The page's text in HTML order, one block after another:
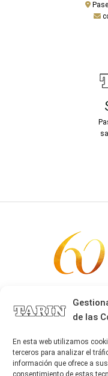
de las
En esta web utilizamos
terceros para analizar el
información que ofrece a
consentimiento de estas
Alta